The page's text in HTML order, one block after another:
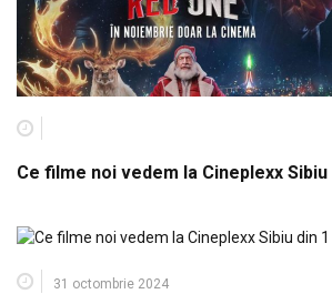
Ce filme noi vedem la Cineplexx
31 octombrie 2024